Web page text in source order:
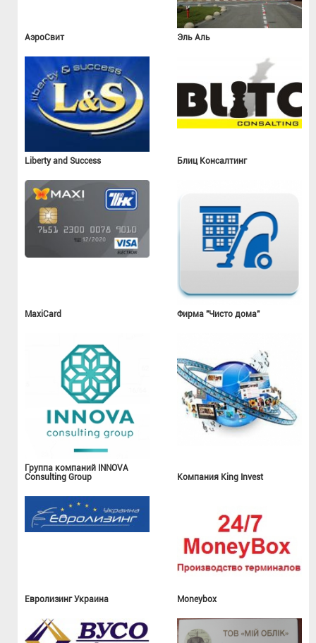
АэроСвит Эль Аль
Liberty and Success Блиц Консалтинг
MaxiCard Фирма "Чисто дома"
Группа компаний INNOVA
Consulting Group
Компания King Invest
Евролизинг Украина Moneybox